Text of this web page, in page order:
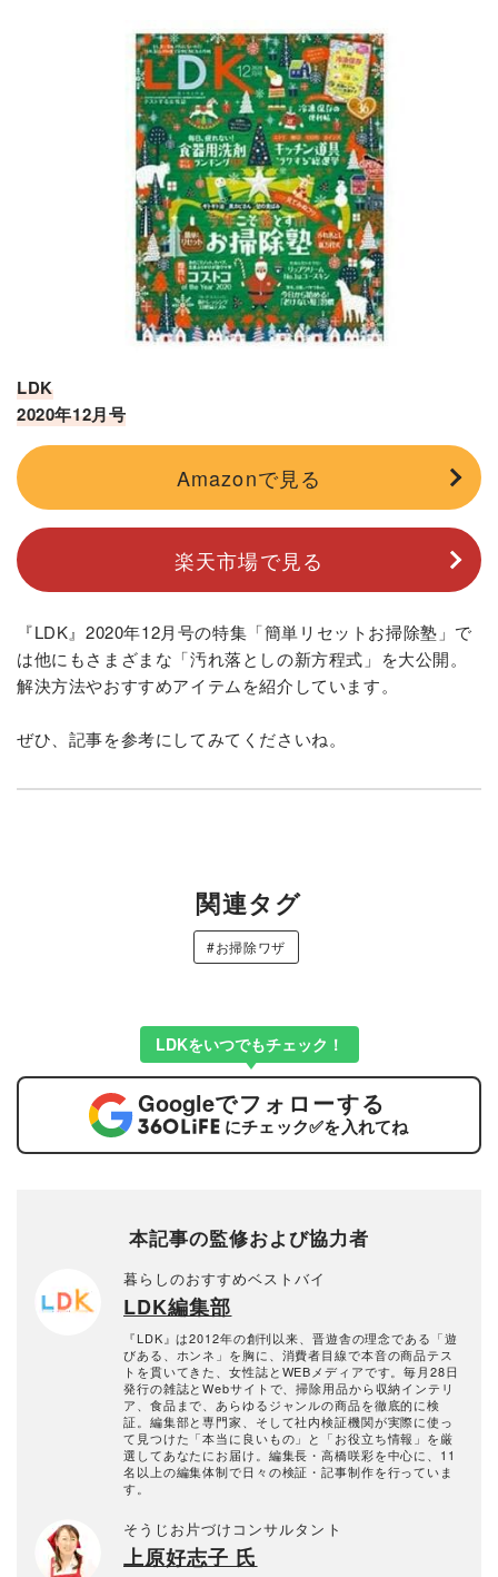
LDK
2020年12月号
Amazonで見る
楽天市場で見る
『LDK』2020年12月号の特集「簡単リセットお掃除塾」で
は他にもさまざまな「汚れ落としの新方程式」を大公開。
解決方法やおすすめアイテムを紹介しています。
ぜひ、記事を参考にしてみてくださいね。
関連タグ
#お掃除ワザ
LDKをいつでもチェック！
Googleでフォローする
にチェック✅を入れてね
本記事の監修および協力者
暮らしのおすすめベストバイ
LDK編集部
『LDK』は2012年の創刊以来、晋遊舎の理念である「遊
びある、ホンネ」を胸に、消費者目線で本音の商品テス
トを貫いてきた、女性誌とWEBメディアです。毎月28日
発行の雑誌とWebサイトで、掃除用品から収納インテリ
ア、食品まで、あらゆるジャンルの商品を徹底的に検
証。編集部と専門家、そして社内検証機関が実際に使っ
て見つけた「本当に良いもの」と「お役立ち情報」を厳
選してあなたにお届け。編集長・高橋咲彩を中心に、11
名以上の編集体制で日々の検証・記事制作を行っていま
す。
そうじお片づけコンサルタント
上原好志子 氏